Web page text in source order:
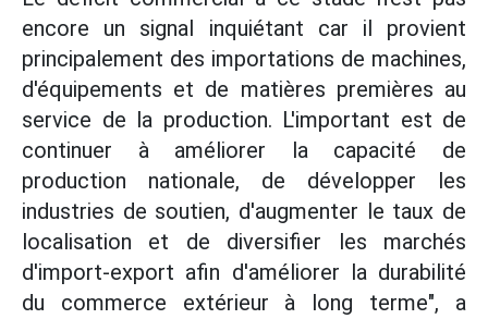
encore un signal inquiétant car il provient
principalement des importations de machines,
d'équipements et de matières premières au
service de la production. L'important est de
continuer à améliorer la capacité de
production nationale, de développer les
industries de soutien, d'augmenter le taux de
localisation et de diversifier les marchés
d'import-export afin d'améliorer la durabilité
du commerce extérieur à long terme", a